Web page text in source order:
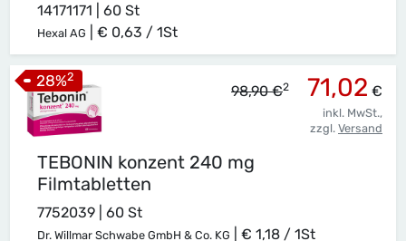
14171171 | 60 St
Hexal AG € 0,63 / 1St
TEBONIN konzent 240 mg
Filmtabletten
7752039 | 60 St
Dr. Willmar Schwabe GmbH & Co. KG € 1,18 / 1St
98,90 €2 71,02 €
inkl. MwSt.,
zzgl. Versand
28%2